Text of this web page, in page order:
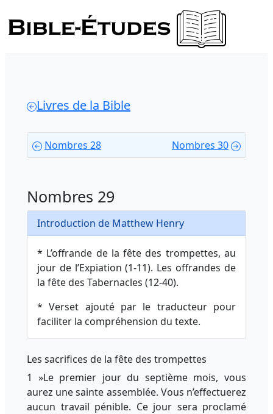
Livres de la Bible
Nombres 28 Nombres 30
Nombres 29
Introduction de Matthew Henry
* L’offrande de la fête des trompettes, au
jour de l’Expiation (1-11). Les offrandes de
la fête des Tabernacles (12-40).
* Verset ajouté par le traducteur pour
faciliter la compréhension du texte.
Les sacrifices de la fête des trompettes
1 »Le premier jour du septième mois, vous
aurez une sainte assemblée. Vous n’effectuerez
aucun travail pénible. Ce jour sera proclamé